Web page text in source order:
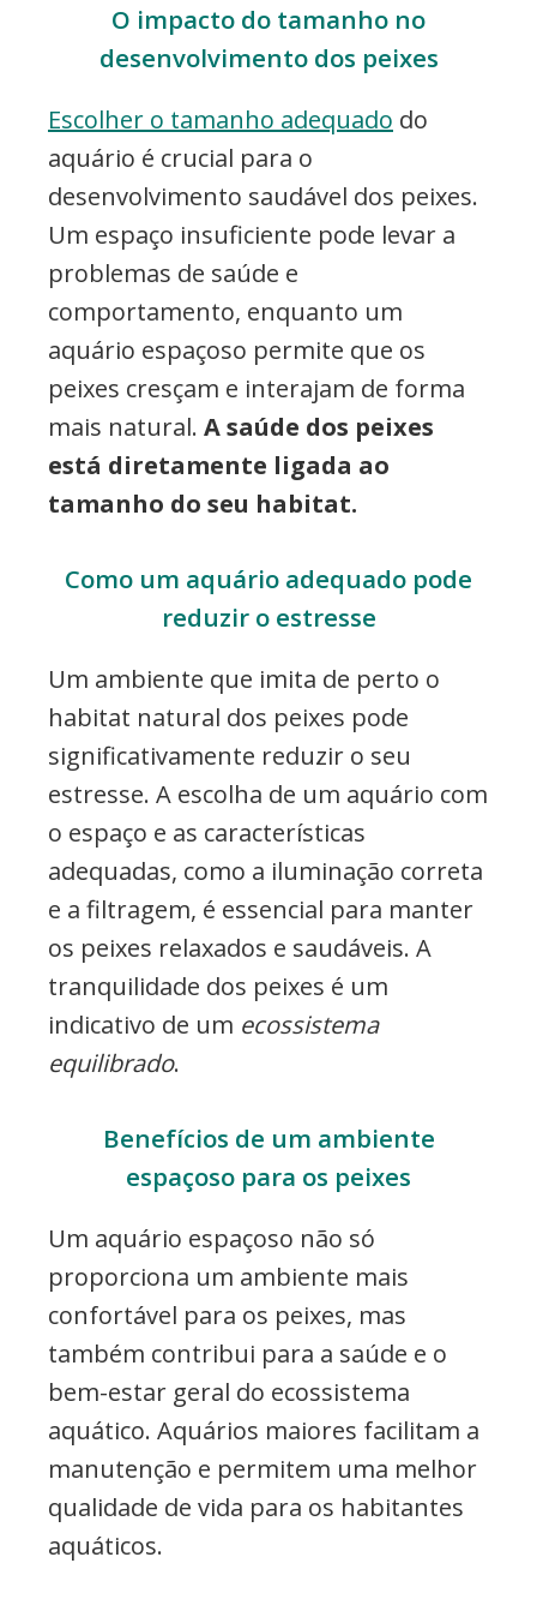
O impacto do tamanho no
desenvolvimento dos peixes
Escolher o tamanho adequado do
aquário é crucial para o
desenvolvimento saudável dos peixes.
Um espaço insuficiente pode levar a
problemas de saúde e
comportamento, enquanto um
aquário espaçoso permite que os
peixes cresçam e interajam de forma
mais natural. A saúde dos peixes
está diretamente ligada ao
tamanho do seu habitat.
Como um aquário adequado pode
reduzir o estresse
Um ambiente que imita de perto o
habitat natural dos peixes pode
significativamente reduzir o seu
estresse. A escolha de um aquário com
o espaço e as características
adequadas, como a iluminação correta
e a filtragem, é essencial para manter
os peixes relaxados e saudáveis. A
tranquilidade dos peixes é um
indicativo de um ecossistema
equilibrado.
Benefícios de um ambiente
espaçoso para os peixes
Um aquário espaçoso não só
proporciona um ambiente mais
confortável para os peixes, mas
também contribui para a saúde e o
bem-estar geral do ecossistema
aquático. Aquários maiores facilitam a
manutenção e permitem uma melhor
qualidade de vida para os habitantes
aquáticos.